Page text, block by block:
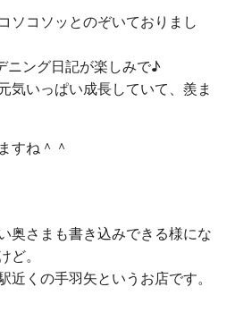
ソコソッとのぞいておりまし
ニング日記が楽しみで♪
気いっぱい成長していて、羨ま
すね＾＾
奥さまも書き込みできる様にな
ど。
近くの手羽矢というお店です。